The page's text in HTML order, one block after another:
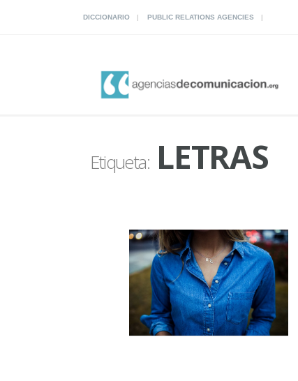
DICCIONARIO PUBLIC RELATIONS AGENCIES
Etiqueta:LETRAS